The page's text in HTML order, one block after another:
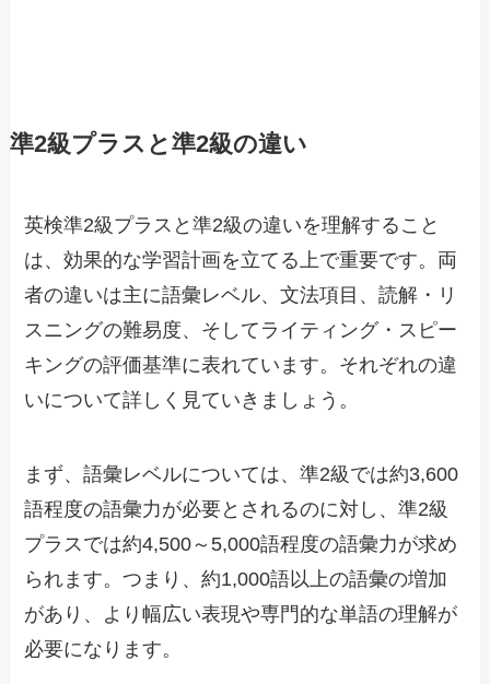
準2級プラスと準2級の違い
英検準2級プラスと準2級の違いを理解すること
は、効果的な学習計画を立てる上で重要です。両
者の違いは主に語彙レベル、文法項目、読解・リ
スニングの難易度、そしてライティング・スピー
キングの評価基準に表れています。それぞれの違
いについて詳しく見ていきましょう。
まず、語彙レベルについては、準2級では約3,600
語程度の語彙力が必要とされるのに対し、準2級
プラスでは約4,500～5,000語程度の語彙力が求め
られます。つまり、約1,000語以上の語彙の増加
があり、より幅広い表現や専門的な単語の理解が
必要になります。